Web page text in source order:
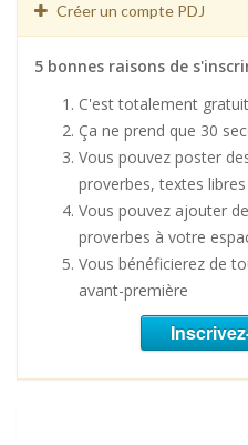
Créer un compte PDJ
5 bonnes raisons de
C'est totalement gratuit
Ça ne prend que 30
Vous pouvez poster
proverbes, textes libres
Vous pouvez ajouter
proverbes à votre
Vous bénéficierez de
avant-première